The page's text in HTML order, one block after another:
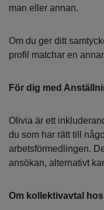
man eller annan.
Om du ger ditt
profil matchar en
För dig med
Olivia är ett
du som har rätt till
arbetsförmedlingen.
ansökan, alternativt
Om kollektivavtal